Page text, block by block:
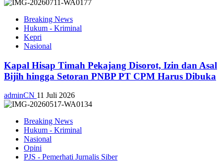
Breaking News
Hukum - Kriminal
Kepri
Nasional
Kapal Hisap Timah Pekajang Disorot, Izin dan Asal
Bijih hingga Setoran PNBP PT CPM Harus Dibuka
adminCN 11 Juli 2026
Breaking News
Hukum - Kriminal
Nasional
Opini
PJS - Pemerhati Jurnalis Siber